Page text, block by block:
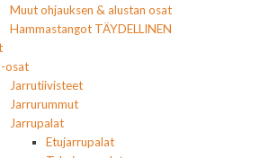
Muut ohjauksen & alustan osat
Hammastangot TÄYDELLINEN
osat
Jarrutiivisteet
Jarrurummut
Jarrupalat
Etujarrupalat